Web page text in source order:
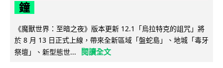
鐘
《魔獸世界：至暗之夜》版本更新 12.1「烏拉特克的詛咒」將
於 8 月 13 日正式上線，帶來全新區域「盤蛇島」、地城「毒牙
祭壇」、新型態世...
閱讀全文